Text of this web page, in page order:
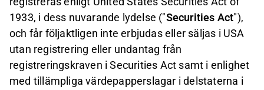
1933, i dess nuvarande lydelse ("Securities Act"),
och får följaktligen inte erbjudas eller säljas i USA
utan registrering eller undantag från
registreringskraven i Securities Act samt i enlighet
med tillämpliga värdepapperslagar i delstaterna i